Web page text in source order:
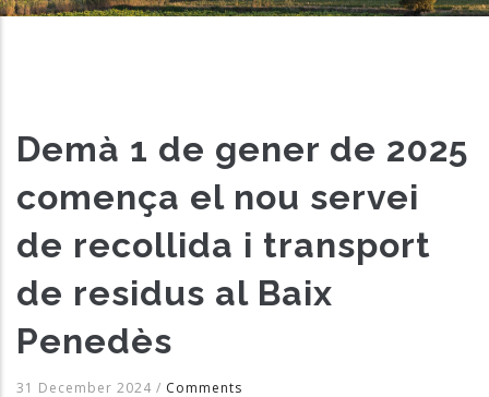
Demà 1 de gener de 2025
comença el nou servei
de recollida i transport
de residus al Baix
Penedès
31 December 2024 / Comments